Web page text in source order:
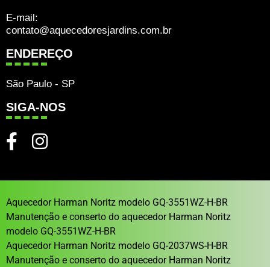
E-mail:
contato@aquecedoresjardins.com.br
ENDEREÇO
São Paulo - SP
SIGA-NOS
Aquecedor Harman Noritz modelo GQ-3551WZ-H-BR
Manutenção e conserto do aquecedor Harman Noritz
modelo GQ-3551WZ-H-BR
Aquecedor Harman Noritz modelo GQ-2037WS-H-BR
Manutenção e conserto do aquecedor Harman Noritz